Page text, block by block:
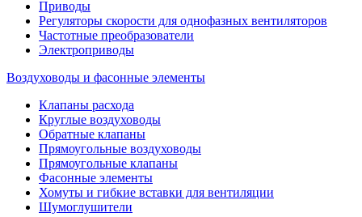
Приводы
Регуляторы скорости для однофазных вентиляторов
Частотные преобразователи
Электроприводы
Воздуховоды и фасонные элементы
Клапаны расхода
Круглые воздуховоды
Обратные клапаны
Прямоугольные воздуховоды
Прямоугольные клапаны
Фасонные элементы
Хомуты и гибкие вставки для вентиляции
Шумоглушители